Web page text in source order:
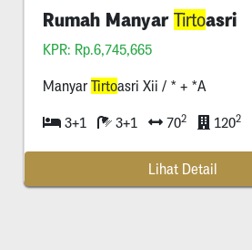
Rumah Manyar Tirtoasri
KPR: Rp.6,745,665
ManyarTirtoasri Xii / * + *A
3+1 3+1 702 1202
Lihat Detail